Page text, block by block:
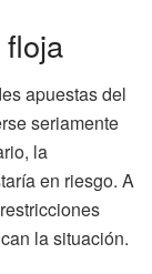
apuestas del
seriamente
la
en riesgo. A
la situación.